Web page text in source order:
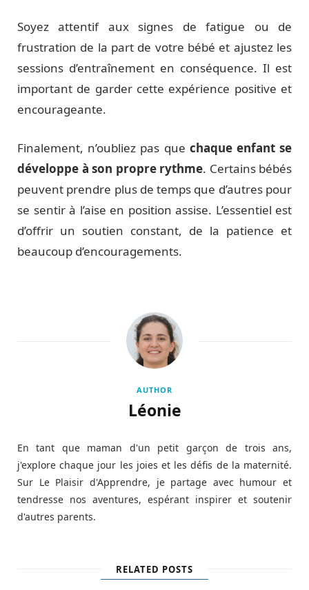
Soyez attentif aux signes de fatigue ou de
frustration de la part de votre bébé et ajustez les
sessions d’entraînement en conséquence. Il est
important de garder cette expérience positive et
encourageante.
Finalement, n’oubliez pas que chaque enfant se
développe à son propre rythme. Certains bébés
peuvent prendre plus de temps que d’autres pour
se sentir à l’aise en position assise. L’essentiel est
d’offrir un soutien constant, de la patience et
beaucoup d’encouragements.
AUTHOR
Léonie
En tant que maman d'un petit garçon de trois ans,
j'explore chaque jour les joies et les défis de la maternité.
Sur Le Plaisir d'Apprendre, je partage avec humour et
tendresse nos aventures, espérant inspirer et soutenir
d'autres parents.
RELATED POSTS